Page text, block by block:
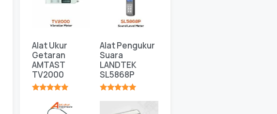
Alat Ukur
Getaran
AMTAST
TV2000
Alat Pengukur
Suara
LANDTEK
SL5868P